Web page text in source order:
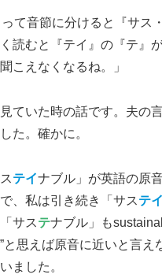
て音節に分けると『サス・
読むと『テイ』の『テ』
こえなくなるね。」
ていた時の話です。夫の
た。確かに。
テイナブル」が英語の原
、私は引き続き「サステイ
サステナブル」も
と思えば原音に近いと言え
ました。